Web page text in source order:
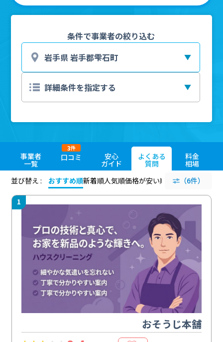
条件で事業者の絞り込む
事業者
一覧
口コミ
3件
安心
ガイド
よくある
質問
料金
相場
並び替え :
おすすめ順新着順人気順価格が安い順 評価が高い順
（6件）
1
おそうじ本舗